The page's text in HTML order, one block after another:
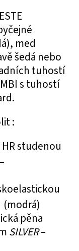
med
šedá nebo
tuhostí
s tuhostí
:
studenou
–
(modrá)
pěna
SILVER–